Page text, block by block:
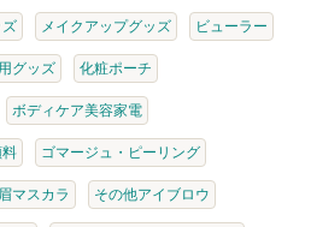
ズ メイクアップグッズ ビューラー
グッズ 化粧ポーチ
ボディケア美容家電
料 ゴマージュ・ピーリング
眉マスカラ その他アイブロウ